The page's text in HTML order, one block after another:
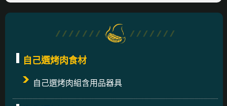
自己選烤肉食材
自己選烤肉組含用品器具